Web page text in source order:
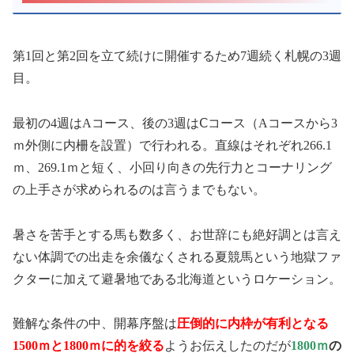
第1回と第2回を立て続けに開催するため7週続く札幌の3週
目。
最初の4週はAコース、後の3週はⅭコース（Aコースから3
ｍ外側に内柵を設置）で行われる。直線はそれぞれ266.1
ｍ、269.1ｍと短く、小回り向きの先行力とコーナリング
の上手さが求められるのは言うまでもない。
暑さを苦手とする馬も数多く、お世辞にも絶好調とは言え
ない体調での出走を余儀なくされる夏競馬という地獄ファ
クターに加えて避暑地である北海道というロケーション。
難解な条件の中、開幕序盤は圧倒的に内枠が有利となる
1500ｍと1800ｍに的を絞るようお伝えしたのだが1800ｍの